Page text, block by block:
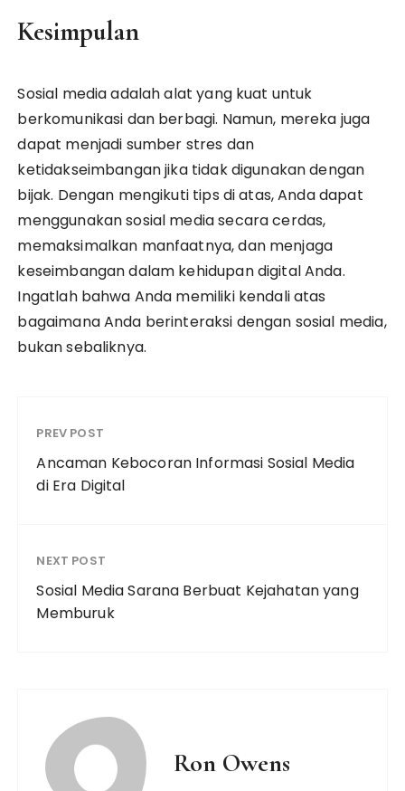
Kesimpulan
Sosial media adalah alat yang kuat untuk
berkomunikasi dan berbagi. Namun, mereka juga
dapat menjadi sumber stres dan
ketidakseimbangan jika tidak digunakan dengan
bijak. Dengan mengikuti tips di atas, Anda dapat
menggunakan sosial media secara cerdas,
memaksimalkan manfaatnya, dan menjaga
keseimbangan dalam kehidupan digital Anda.
Ingatlah bahwa Anda memiliki kendali atas
bagaimana Anda berinteraksi dengan sosial media,
bukan sebaliknya.
PREV POST
Ancaman Kebocoran Informasi Sosial Media
di Era Digital
NEXT POST
Sosial Media Sarana Berbuat Kejahatan yang
Memburuk
Ron Owens